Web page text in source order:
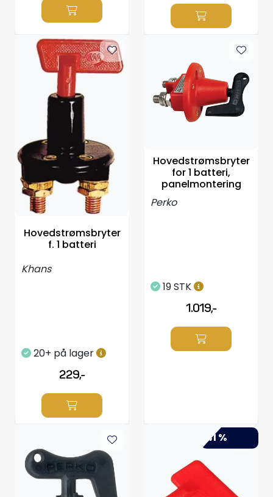
Hovedstrømsbryter
f. 1 batteri
Khans
20+ på lager
229,-
Hovedstrømsbryter
for 1 batteri,
panelmontering
Perko
19 STK
1.019,-
-41 %